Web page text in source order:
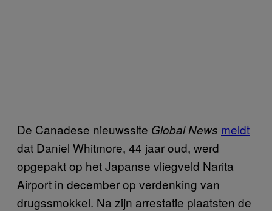
De Canadese nieuwssite Global News meldt
dat Daniel Whitmore, 44 jaar oud, werd
opgepakt op het Japanse vliegveld Narita
Airport in december op verdenking van
drugssmokkel. Na zijn arrestatie plaatsten de